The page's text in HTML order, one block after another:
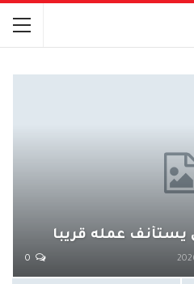
عمله قريبا